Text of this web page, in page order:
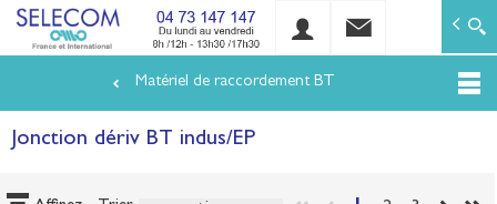
contenu
SELECOM
Matériels de réseaux électriques basse tension et
Matériel de raccordement BT
Jonction dériv BT indus/EP